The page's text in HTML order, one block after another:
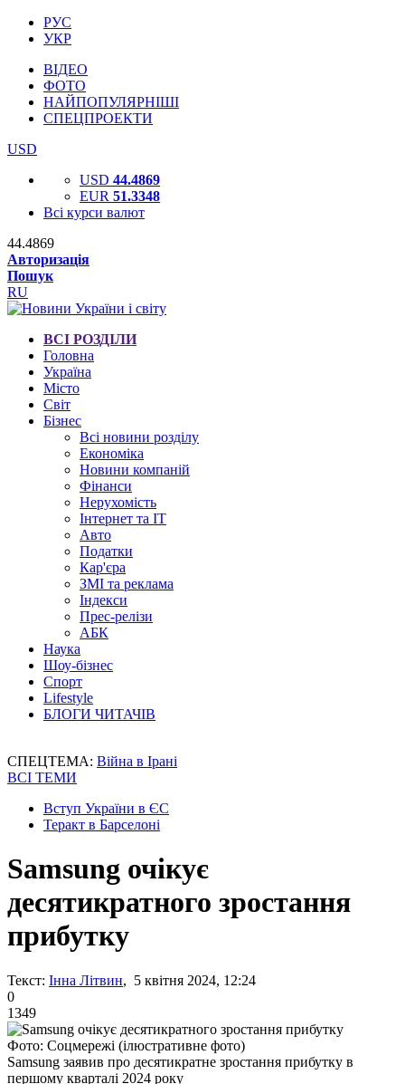
РУС
УКР
ВІДЕО
ФОТО
НАЙПОПУЛЯРНІШІ
СПЕЦПРОЕКТИ
USD
USD 44.4869
EUR 51.3348
Всі курси валют
44.4869
Авторизація
Пошук
RU
ВСІ РОЗДІЛИ
Головна
Україна
Місто
Світ
Бізнес
Всі новини розділу
Економіка
Новини компаній
Фінанси
Нерухомість
Інтернет та IT
Авто
Податки
Кар'єра
ЗМІ та реклама
Індекси
Прес-релізи
АБК
Наука
Шоу-бізнес
Спорт
Lifestyle
БЛОГИ ЧИТАЧІВ
СПЕЦТЕМА: Війна в Ірані
ВСІ ТЕМИ
Вступ України в ЄС
Теракт в Барселоні
Samsung очікує
десятикратного зростання
прибутку
Текст: Інна Літвин, 5 квітня 2024, 12:24
0
1349
Фото: Соцмережі (ілюстративне фото)
Samsung заявив про десятикратне зростання прибутку в
першому кварталі 2024 року